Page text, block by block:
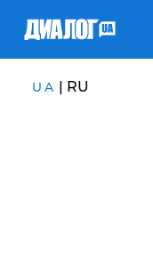
UA | RU